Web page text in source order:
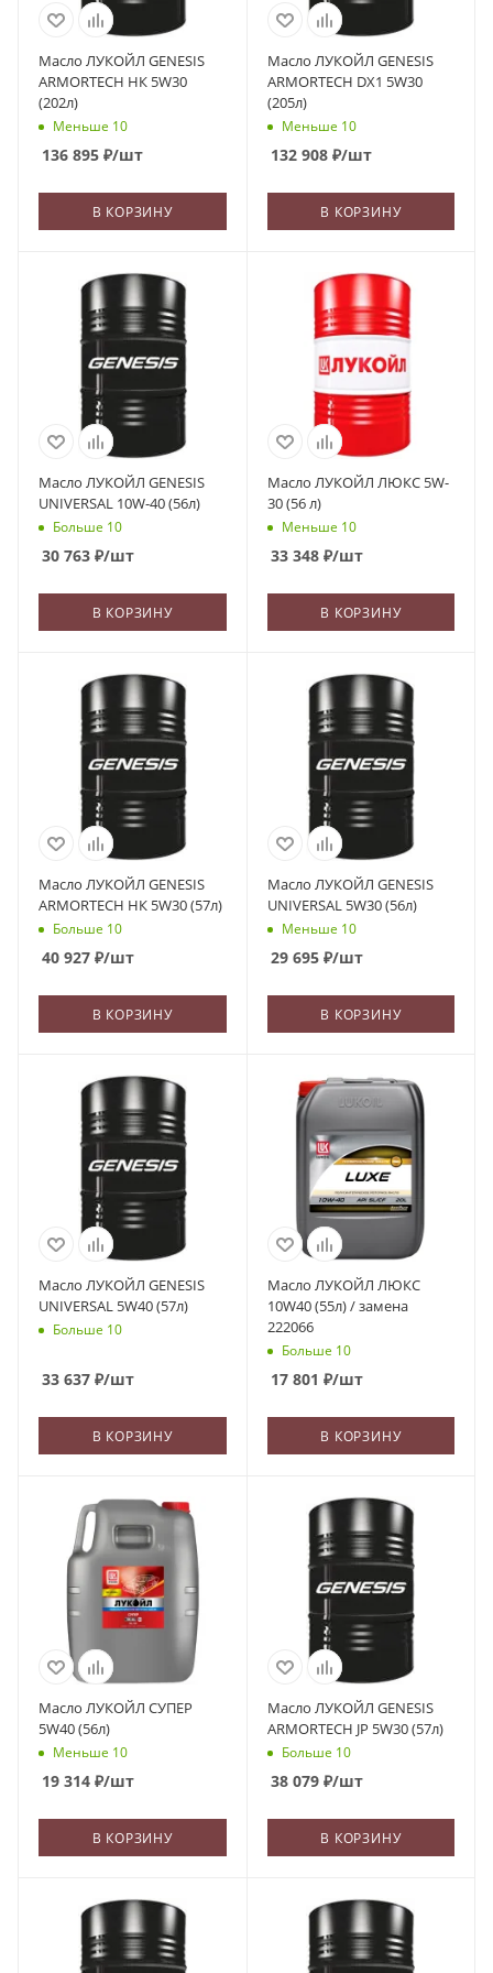
Масло ЛУКОЙЛ GENESIS
ARMORTECH НК 5W30
(202л)
Меньше 10
136 895 ₽/шт
В КОРЗИНУ
Масло ЛУКОЙЛ GENESIS
ARMORTECH DX1 5W30
(205л)
Меньше 10
132 908₽/шт
В КОРЗИНУ
Масло ЛУКОЙЛ GENESIS
UNIVERSAL 10W-40 (56л)
Больше 10
30 763 ₽/шт
В КОРЗИНУ
Масло ЛУКОЙЛ ЛЮКС 5W-
30 (56 л)
Меньше 10
33 348₽/шт
В КОРЗИНУ
Масло ЛУКОЙЛ GENESIS
ARMORTECH НК 5W30 (57л)
Больше 10
40 927 ₽/шт
В КОРЗИНУ
Масло ЛУКОЙЛ GENESIS
UNIVERSAL 5W30 (56л)
Меньше 10
29 695₽/шт
В КОРЗИНУ
Масло ЛУКОЙЛ GENESIS
UNIVERSAL 5W40 (57л)
Больше 10
33 637 ₽/шт
В КОРЗИНУ
Масло ЛУКОЙЛ ЛЮКС
10W40 (55л) / замена
222066
Больше 10
17 801 ₽/шт
В КОРЗИНУ
Масло ЛУКОЙЛ СУПЕР
5W40 (56л)
Меньше 10
19 314 ₽/шт
В КОРЗИНУ
Масло ЛУКОЙЛ GENESIS
ARMORTECH JP 5W30 (57л)
Больше 10
38 079₽/шт
В КОРЗИНУ